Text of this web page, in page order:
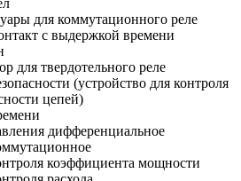
для коммутационного реле
с выдержкой времени
для твердотельного реле
(устройство для контроля
цепей)
дифференциальное
коэффициента мощности